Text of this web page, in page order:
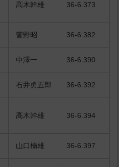
高木幹雄 36-6.373
菅野昭 36-6.382
中澤一 36-6.390
石井勇五郎 36-6.392
高木幹雄 36-6.394
山口楠雄 36-6.397